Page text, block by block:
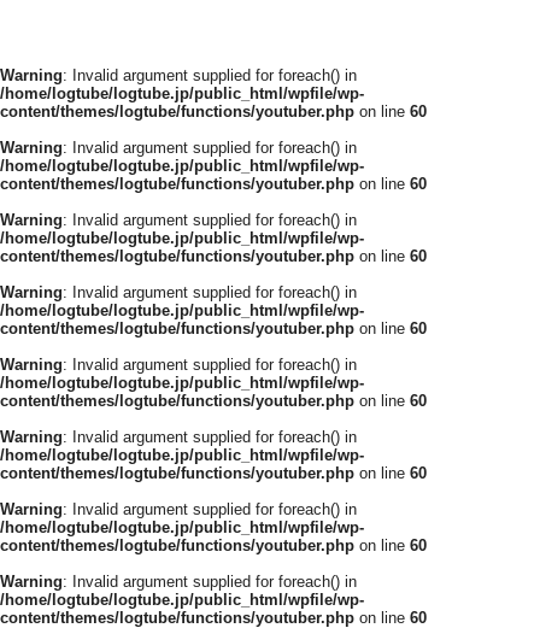
Warning: Invalid argument supplied for foreach() in
/home/logtube/logtube.jp/public_html/wpfile/wp-
content/themes/logtube/functions/youtuber.php on line 60
Warning: Invalid argument supplied for foreach() in
/home/logtube/logtube.jp/public_html/wpfile/wp-
content/themes/logtube/functions/youtuber.php on line 60
Warning: Invalid argument supplied for foreach() in
/home/logtube/logtube.jp/public_html/wpfile/wp-
content/themes/logtube/functions/youtuber.php on line 60
Warning: Invalid argument supplied for foreach() in
/home/logtube/logtube.jp/public_html/wpfile/wp-
content/themes/logtube/functions/youtuber.php on line 60
Warning: Invalid argument supplied for foreach() in
/home/logtube/logtube.jp/public_html/wpfile/wp-
content/themes/logtube/functions/youtuber.php on line 60
Warning: Invalid argument supplied for foreach() in
/home/logtube/logtube.jp/public_html/wpfile/wp-
content/themes/logtube/functions/youtuber.php on line 60
Warning: Invalid argument supplied for foreach() in
/home/logtube/logtube.jp/public_html/wpfile/wp-
content/themes/logtube/functions/youtuber.php on line 60
Warning: Invalid argument supplied for foreach() in
/home/logtube/logtube.jp/public_html/wpfile/wp-
content/themes/logtube/functions/youtuber.php on line 60